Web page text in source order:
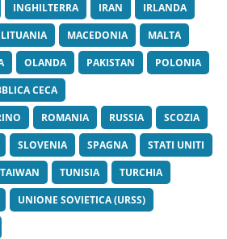
INGHILTERRA IRAN
IRLANDA
LITUANIA MACEDONIA
MALTA
OLANDA PAKISTAN
POLONIA
CECA
ROMANIA RUSSIA
SCOZIA
SLOVENIA SPAGNA
STATI UNITI
TAIWAN TUNISIA
TURCHIA
UNIONE SOVIETICA (URSS)